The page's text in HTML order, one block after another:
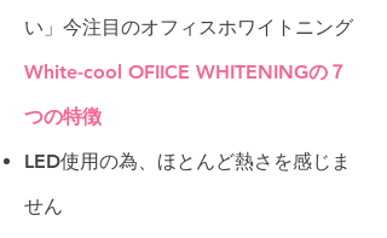
い」今注目のオフィスホワイトニング
White-cool OFIICE WHITENINGの７
つの特徴
LED使用の為、ほとんど熱さを感じま
せん